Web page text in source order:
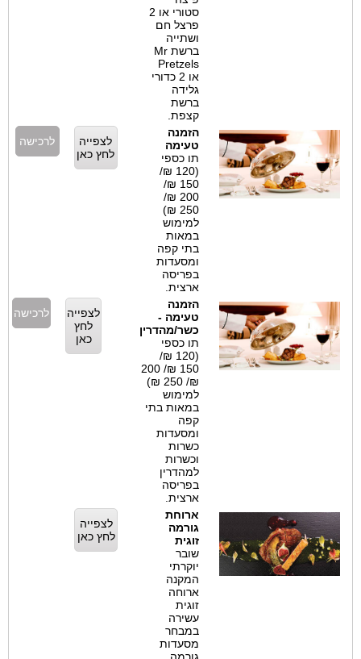
סטורי או 2
פרצל חם
ושתייה
ברשת Mr
Pretzels
או 2 כדורי
קצפת.
הזמנה
טעימה
תו כספי
(120 ₪/
150 ₪/
200 ₪/
250 ₪)
למימוש
במאות
בתי קפה
ומסעדות
בפריסה
ארצית.
לצפייה
לחץ כאן
לרכישה
הזמנה
טעימה -
כשר/מהדרין
תו כספי
(120 ₪/
150 ₪/ 200
₪/ 250 ₪)
למימוש
במאות בתי
ומסעדות
וכשרות
למהדרין
בפריסה
ארצית.
לצפייה
לרכישה
ארוחת
זוגית
שובר
המקנה
במבחר
מסעדות
לצפייה
לחץ כאן